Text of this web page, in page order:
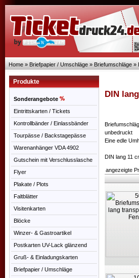
Home » Briefpapier / Umschläge » Briefumschläge »
Produkte
Sonderangebote
Eintrittskarten / Tickets
Kontrollbänder / Einlassbänder
Tourpässe / Backstagepässe
Warenanhänger VDA 4902
Gutschein mit Verschlusslasche
Flyer
Plakate / Plots
Faltblätter
Visitenkarten
Blöcke
Winzer- & Gastroartikel
Postkarten UV-Lack glänzend
Gruß- & Einladungskarten
Briefpapier / Umschläge
DIN
unbedruckt
Eine edle
DIN lang 11
angezeigte